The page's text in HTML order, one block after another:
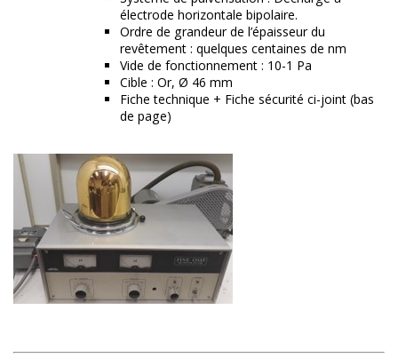
électrode horizontale bipolaire.
Ordre de grandeur de l’épaisseur du
revêtement : quelques centaines de nm
Vide de fonctionnement : 10-1 Pa
Cible : Or, Ø 46 mm
Fiche technique + Fiche sécurité ci-joint (bas
de page)